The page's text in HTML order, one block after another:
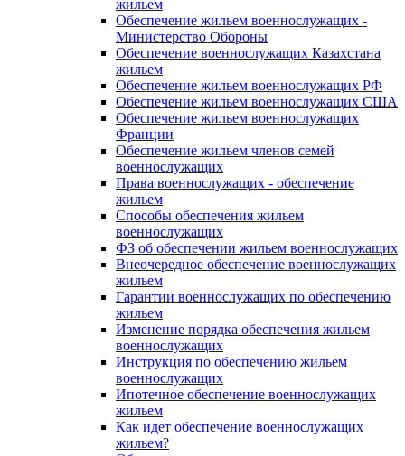
жильем
Обеспечение жильем военнослужащих -
Министерство Обороны
Обеспечение военнослужащих Казахстана
жильем
Обеспечение жильем военнослужащих РФ
Обеспечение жильем военнослужащих США
Обеспечение жильем военнослужащих
Франции
Обеспечение жильем членов семей
военнослужащих
Права военнослужащих - обеспечение
жильем
Способы обеспечения жильем
военнослужащих
ФЗ об обеспечении жильем военнослужащих
Внеочередное обеспечение военнослужащих
жильем
Гарантии военнослужащих по обеспечению
жильем
Изменение порядка обеспечения жильем
военнослужащих
Инструкция по обеспечению жильем
военнослужащих
Ипотечное обеспечение военнослужащих
жильем
Как идет обеспечение военнослужащих
жильем?